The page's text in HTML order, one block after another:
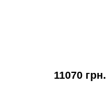
11070 грн.